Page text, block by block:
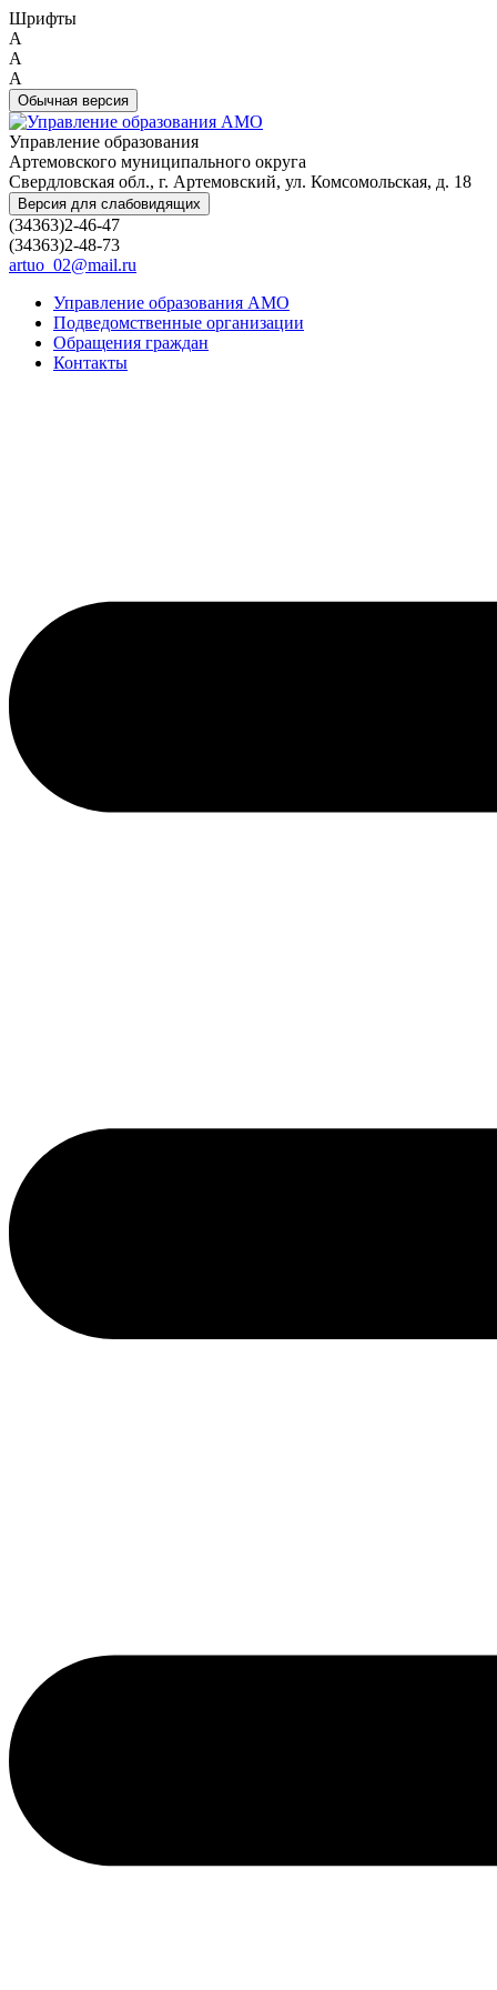
Шрифты
A
A
A
Обычная версия
Управление образования
Артемовского муниципального округа
Свердловская обл., г. Артемовский, ул. Комсомольская, д. 18
Версия для слабовидящих
(34363)2-46-47
(34363)2-48-73
artuo_02@mail.ru
Управление образования АМО
Подведомственные организации
Обращения граждан
Контакты